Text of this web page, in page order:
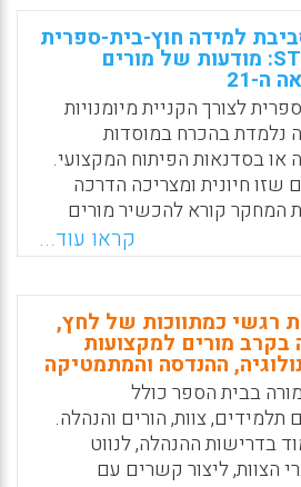
Email
X
למידה חוץ-בית-ספרית
על הוראת STEM: מודעות של מורים
ה-21
לצורך הקניית מיומנויות
21 אינה נלמדת בהכרח במוסדות
בסדנאות הפיתוח המקצועי.
חיונית ומצריכה הדרכה
המחקר קורא להכשיר מורים
בעיקר בחטיבה העליונה,
עצמם חוויות רפלקטיביות
חוץ-בית-ספרית באתרי
במוזיאונים, בספריות
Email
X
קראו עוד...
רגשי כמתווכות של לחץ,
בקרב מורים למקצועות
ההנדסה והמתמטיקה
בבית הספר כולל
תלמידים, צוות, הורים והנהלה.
בדרישות ההנהלה, לנווט
הצוות, ליצור קשרים עם